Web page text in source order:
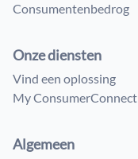
Consumenten​bedrog
Onze diensten
Vind een oplossing
My ConsumerConnect
Algemeen